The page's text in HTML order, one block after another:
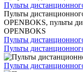
Пульты
Пульты
OPENBOKS, пульты
OPENBOKS
Пульты
Пульты
Пульты